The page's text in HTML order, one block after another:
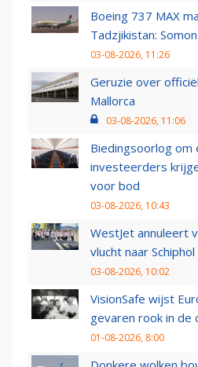
Boeing 737 MAX
Tadzjikistan:
03-08-2026, 11:26
Geruzie over
Mallorca
03-08-2026, 11:06
Biedingsoorlog om
investeerders
voor bod
03-08-2026, 10:43
WestJet annuleert
vlucht naar Schiphol
03-08-2026, 10:02
VisionSafe wijst
gevaren rook in de
01-08-2026, 8:00